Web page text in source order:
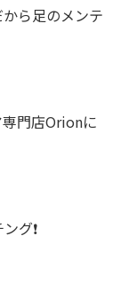
ら足のメンテ
門店Orionに
グ❗️